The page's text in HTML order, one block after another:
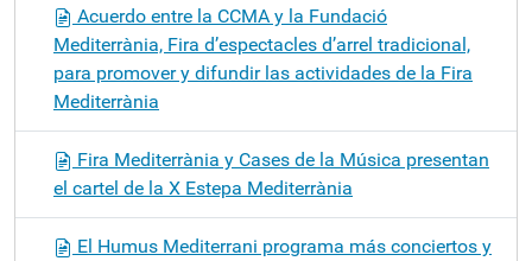
Acuerdo entre la CCMA y la Fundació
Mediterrània, Fira d’espectacles d’arrel tradicional,
para promover y difundir las actividades de la Fira
Mediterrània
Fira Mediterrània y Cases de la Música presentan
el cartel de la X Estepa Mediterrània
El Humus Mediterrani programa más conciertos y